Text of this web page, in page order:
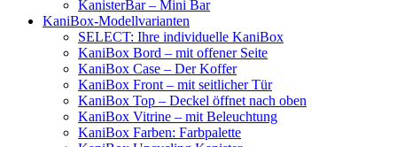
KanisterBar – Mini Bar
KaniBox-Modellvarianten
SELECT: Ihre individuelle KaniBox
KaniBox Bord – mit offener Seite
KaniBox Case – Der Koffer
KaniBox Front – mit seitlicher Tür
KaniBox Top – Deckel öffnet nach oben
KaniBox Vitrine – mit Beleuchtung
KaniBox Farben: Farbpalette